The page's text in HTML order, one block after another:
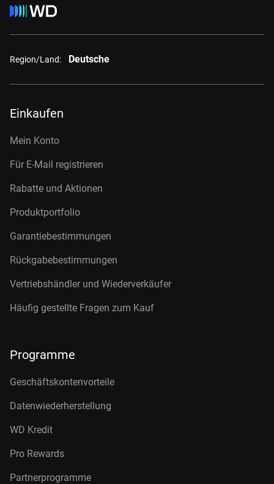
Region/Land: Deutsche
Einkaufen
Mein Konto
Für E-Mail registrieren
Rabatte und Aktionen
Produktportfolio
Garantiebestimmungen
Rückgabebestimmungen
Vertriebshändler und Wiederverkäufer
Häufig gestellte Fragen zum Kauf
Programme
Geschäftskontenvorteile
Datenwiederherstellung
WD Kredit
Pro Rewards
Partnerprogramme